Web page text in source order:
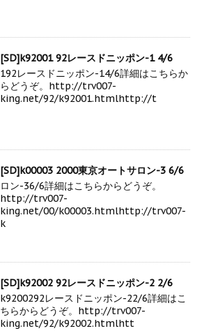
[SD]k92001 92レースドニッポン-1 4/6
192レースドニッポン-14/6詳細はこちらか
らどうぞ。http://trv007-
king.net/92/k92001.htmlhttp://t
[SD]k00003 2000東京オートサロン-3 6/6
ロン-36/6詳細はこちらからどうぞ。
http://trv007-
king.net/00/k00003.htmlhttp://trv007-
k
[SD]k92002 92レースドニッポン-2 2/6
k9200292レースドニッポン-22/6詳細はこ
ちらからどうぞ。http://trv007-
king.net/92/k92002.htmlhtt